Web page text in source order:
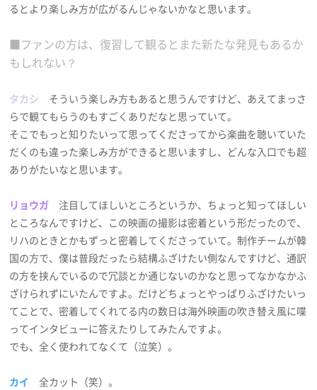
るとより楽しみ方が広がるんじゃないかなと思います。
■ファンの方は、復習して観るとまた新たな発見もあるか
もしれない？
タカシ そういう楽しみ方もあると思うんですけど、あえてまっさ
らで観てもらうのもすごくありだなと思っていて。
そこでもっと知りたいって思ってくださってから楽曲を聴いていた
だくのも違った楽しみ方ができると思いますし、どんな入口でも超
ありがたいなと思います。
リョウガ 注目してほしいところというか、ちょっと知ってほしい
ところなんですけど、この映画の撮影は密着という形だったので、
リハのときとかもずっと密着してくださっていて。制作チームが韓
国の方で、僕は普段だったら結構ふざけたい側なんですけど、通訳
の方を挟んでいるので冗談とか通じないのかなと思ってなかなかふ
ざけられずにいたんですよ。だけどちょっとやっぱりふざけたいっ
てことで、密着してくれてる内の数日は海外映画の吹き替え風に喋
ってインタビューに答えたりしてみたんですよ。
でも、全く使われてなくて（泣笑）。
カイ 全カット（笑）。